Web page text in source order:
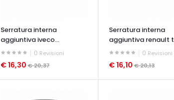
Serratura interna
aggiuntiva iveco...
0 Revisioni
€ 16,30 € 20,37
OCCHIATA VELOCE
Serratura interna
aggiuntiva renault t
0 Revisioni
€ 16,10€ 20,13
OCCHIATA VELOCE